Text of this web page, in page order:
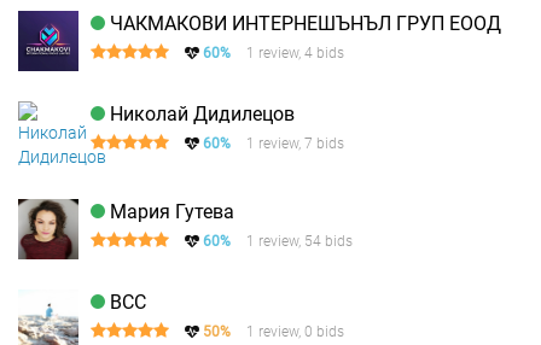
ЧАКМАКОВИ ИНТЕРНЕШЪНЪЛ ГРУП ЕООД
60% 1 review, 4 bids
Николай Дидилецов
60% 1 review, 7 bids
Мария Гутева
60% 1 review, 54 bids
BCC
50% 1 review, 0 bids